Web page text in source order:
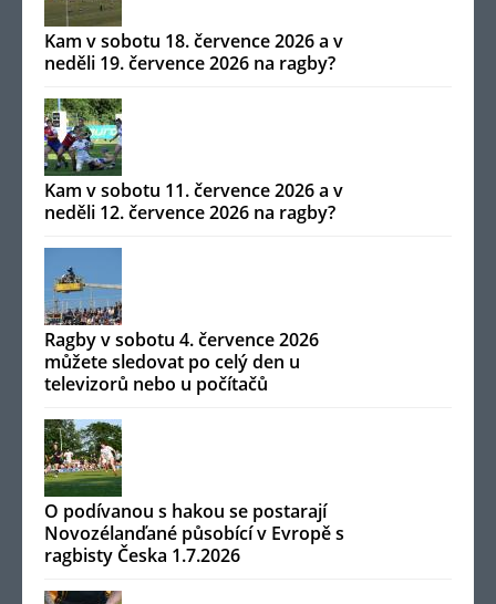
Kam v sobotu 18. července 2026 a v
neděli 19. července 2026 na ragby?
Kam v sobotu 11. července 2026 a v
neděli 12. července 2026 na ragby?
Ragby v sobotu 4. července 2026
můžete sledovat po celý den u
televizorů nebo u počítačů
O podívanou s hakou se postarají
Novozélanďané působící v Evropě s
ragbisty Česka 1.7.2026